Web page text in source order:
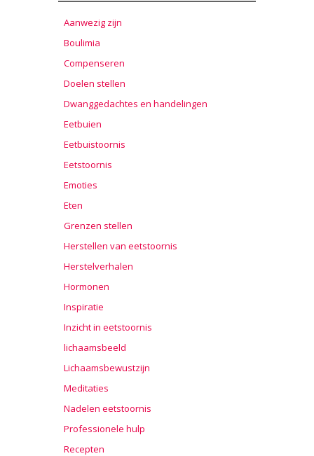
Aanwezig zijn
Boulimia
Compenseren
Doelen stellen
Dwanggedachtes en handelingen
Eetbuien
Eetbuistoornis
Eetstoornis
Emoties
Eten
Grenzen stellen
Herstellen van eetstoornis
Herstelverhalen
Hormonen
Inspiratie
Inzicht in eetstoornis
lichaamsbeeld
Lichaamsbewustzijn
Meditaties
Nadelen eetstoornis
Professionele hulp
Recepten